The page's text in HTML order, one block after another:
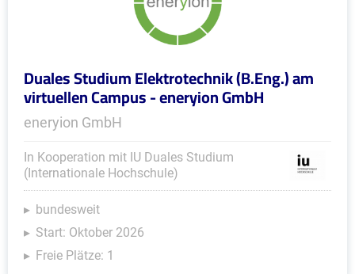
Duales Studium Elektrotechnik (B.Eng.) am
virtuellen Campus - eneryion GmbH
eneryion GmbH
In Kooperation mit IU Duales Studium
(Internationale Hochschule)
bundesweit
Start: Oktober 2026
Freie Plätze: 1